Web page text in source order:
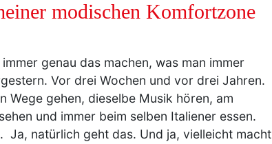
modischen Komfortzone
genau das machen, was man immer
Vor drei Wochen und vor drei Jahren.
Wege gehen, dieselbe Musik hören, am
und immer beim selben Italiener essen.
Ja, natürlich geht das. Und ja, vielleicht macht